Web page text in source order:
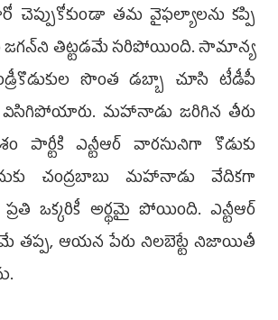
చెప్పుకోకుండా తమ వైఫల్యాలను కప్పి
జగన్‌ని తిట్టడమే సరిపోయింది. సామాన్య
సొంత డబ్బా చూసి టీడీపీ
విసిగిపోయారు. మహానాడు జరిగిన తీరు
పార్టీకి ఎన్టీఆర్‌ వారసునిగా కొడుకు
చంద్రబాబు మహానాడు వేదికగా
ప్రతి ఒక్కరికీ అర్థమై పోయింది. ఎన్టీఆర్‌
తప్ప, ఆయన పేరు నిలబెట్టే నిజాయితీ